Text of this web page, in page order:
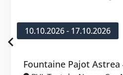
42 Maestro